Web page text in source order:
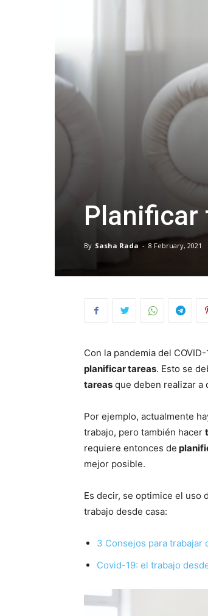
Planificar
By Sasha Rada - 8 February, 2021
Con la pandemia del
planificar tareas. Esto se
tareas que deben realizar a
Por ejemplo, actualmente
trabajo, pero también hacer
requiere entonces de
mejor posible.
Es decir, se optimice el uso
trabajo desde casa:
3 Consejos para trabajar
Covid-19: el trabajo